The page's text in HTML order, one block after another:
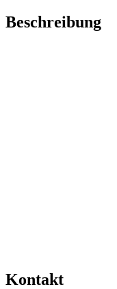
Beschreibung
Kontakt